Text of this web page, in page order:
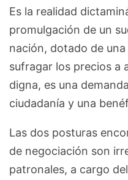
Es la realidad
promulgación de un
nación, dotado de
sufragar los precios a
digna, es una
ciudadanía y una
Las dos posturas
de negociación son
patronales, a cargo